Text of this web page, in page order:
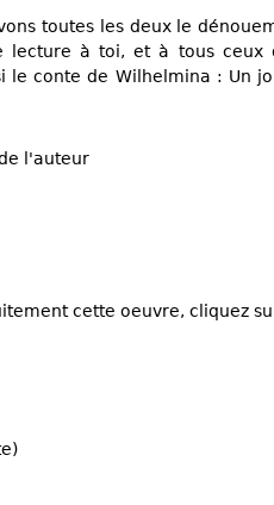
toutes les deux le
lecture à toi, et à tous ceux
le conte de Wilhelmina : Un
l'auteur
cette oeuvre, cliquez